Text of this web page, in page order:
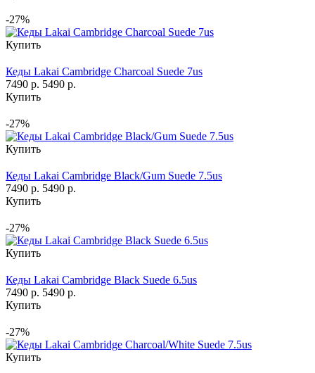
-27%
Купить
Кеды Lakai Cambridge Charcoal Suede 7us
7490 р. 5490 р.
Купить
-27%
Купить
Кеды Lakai Cambridge Black/Gum Suede 7.5us
7490 р. 5490 р.
Купить
-27%
Купить
Кеды Lakai Cambridge Black Suede 6.5us
7490 р. 5490 р.
Купить
-27%
Купить